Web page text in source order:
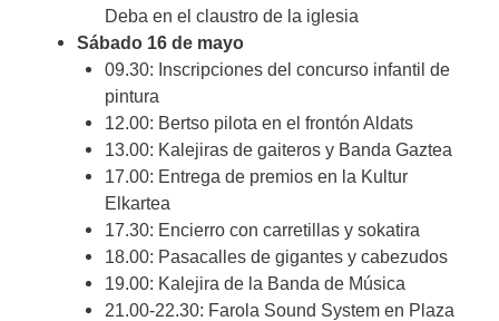
Deba en el claustro de la iglesia
Sábado 16 de mayo
09.30: Inscripciones del concurso infantil de
pintura
12.00: Bertso pilota en el frontón Aldats
13.00: Kalejiras de gaiteros y Banda Gaztea
17.00: Entrega de premios en la Kultur
Elkartea
17.30: Encierro con carretillas y sokatira
18.00: Pasacalles de gigantes y cabezudos
19.00: Kalejira de la Banda de Música
21.00-22.30: Farola Sound System en Plaza